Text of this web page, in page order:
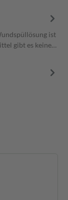
ist
gibt es keine…